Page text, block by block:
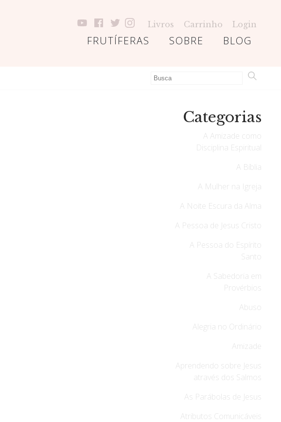
Livros Carrinho Login
BLOG
SOBRE
FRUTÍFERAS
Categorias
A Amizade como
Disciplina Espiritual
A Bíblia
A Mulher na Igreja
A Noite Escura da Alma
A Pessoa de Jesus Cristo
A Pessoa do Espírito
Santo
A Sabedoria em
Provérbios
Abuso
Alegria no Ordinário
Amizade
Aprendendo sobre Jesus
através dos Salmos
As Parábolas de Jesus
Atributos Comunicáveis